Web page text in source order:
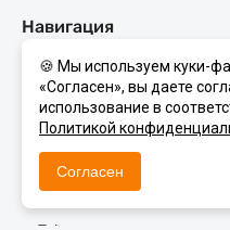
Навигация
Naumen
ITSM
ITAM
Управление Проектами
Мониторинг
🍪 Мы используем куки-
«Согласен», вы даете
использование в
Политикой
Согласен